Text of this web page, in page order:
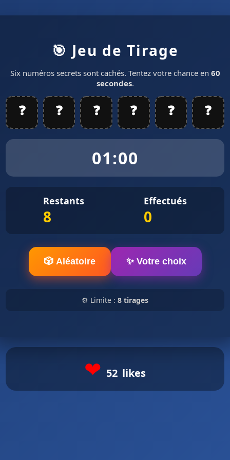
🎯 Jeu de Tirage
Six numéros secrets sont cachés. Tentez votre chance en 60
secondes.
❓ ❓ ❓ ❓ ❓ ❓
01:00
Restants
8
Effectués
0
🎲 Aléatoire ✨ Votre choix
⚙️ Limite : 8 tirages
❤ 52 likes